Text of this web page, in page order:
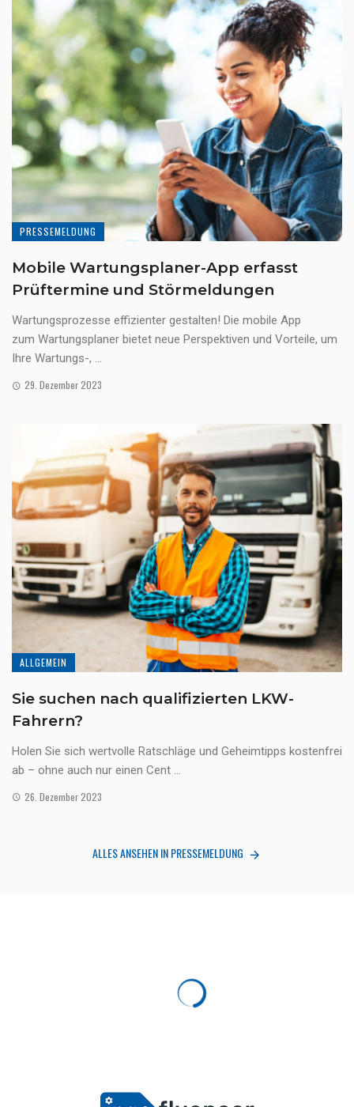
PRESSEMELDUNG
Mobile Wartungsplaner-App erfasst
Prüftermine und Störmeldungen
Wartungsprozesse effizienter gestalten! Die mobile App
zum Wartungsplaner bietet neue Perspektiven und Vorteile, um
Ihre Wartungs-, ...
29. Dezember 2023
ALLGEMEIN
Sie suchen nach qualifizierten LKW-
Fahrern?
Holen Sie sich wertvolle Ratschläge und Geheimtipps kostenfrei
ab – ohne auch nur einen Cent ...
26. Dezember 2023
ALLES ANSEHEN IN PRESSEMELDUNG